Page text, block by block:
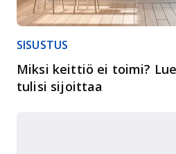
SISUSTUS
Miksi keittiö ei toimi?
tulisi sijoittaa